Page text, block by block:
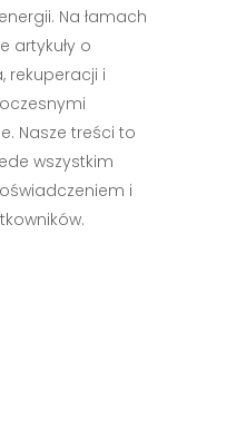
Na łamach
artykuły o
rekuperacji i
Nasze treści to
wszystkim
i